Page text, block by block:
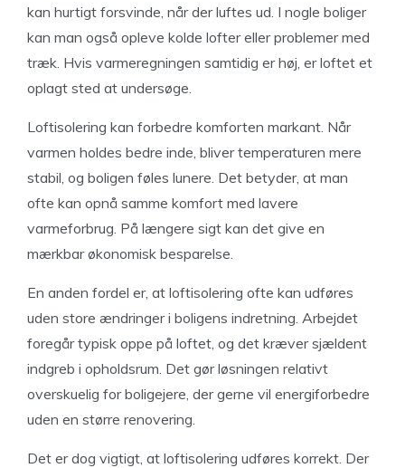
kan hurtigt forsvinde, når der luftes ud. I nogle boliger
kan man også opleve kolde lofter eller problemer med
træk. Hvis varmeregningen samtidig er høj, er loftet et
oplagt sted at undersøge.
Loftisolering kan forbedre komforten markant. Når
varmen holdes bedre inde, bliver temperaturen mere
stabil, og boligen føles lunere. Det betyder, at man
ofte kan opnå samme komfort med lavere
varmeforbrug. På længere sigt kan det give en
mærkbar økonomisk besparelse.
En anden fordel er, at loftisolering ofte kan udføres
uden store ændringer i boligens indretning. Arbejdet
foregår typisk oppe på loftet, og det kræver sjældent
indgreb i opholdsrum. Det gør løsningen relativt
overskuelig for boligejere, der gerne vil energiforbedre
uden en større renovering.
Det er dog vigtigt, at loftisolering udføres korrekt. Der